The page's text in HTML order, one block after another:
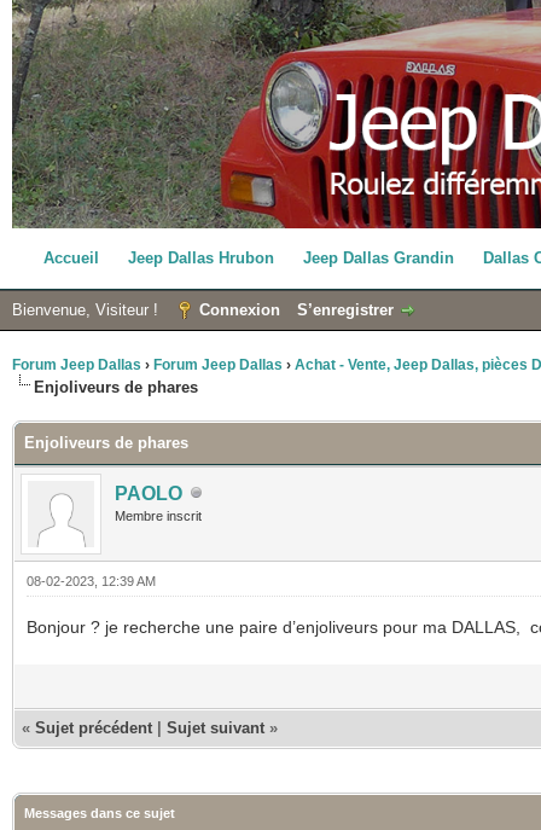
Accueil Jeep Dallas Hrubon Jeep Dallas Grandin Dallas
Bienvenue, Visiteur ! Connexion S’enregistrer
Forum Jeep Dallas › Forum Jeep Dallas › Achat - Vente, Jeep Dallas, pièces
Enjoliveurs de phares
Enjoliveurs de phares
PAOLO
Membre inscrit
08-02-2023, 12:39 AM
Bonjour ? je recherche une paire d’enjoliveurs pour ma DALLAS,
« Sujet précédent | Sujet suivant »
Messages dans ce sujet